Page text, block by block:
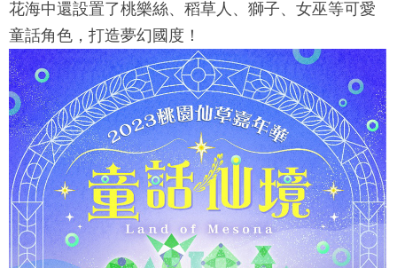
花海中還設置了桃樂絲、稻草人、獅子、女巫等可愛
童話角色，打造夢幻國度！